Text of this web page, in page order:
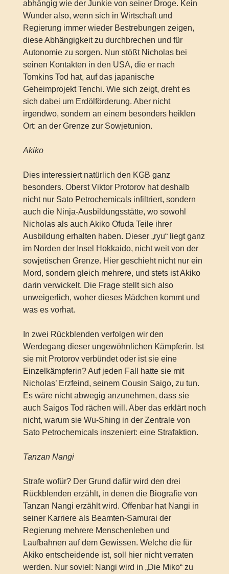
abhängig wie der Junkie von seiner Droge. Kein
Wunder also, wenn sich in Wirtschaft und
Regierung immer wieder Bestrebungen zeigen,
diese Abhängigkeit zu durchbrechen und für
Autonomie zu sorgen. Nun stößt Nicholas bei
seinen Kontakten in den USA, die er nach
Tomkins Tod hat, auf das japanische
Geheimprojekt Tenchi. Wie sich zeigt, dreht es
sich dabei um Erdölförderung. Aber nicht
irgendwo, sondern an einem besonders heiklen
Ort: an der Grenze zur Sowjetunion.
Akiko
Dies interessiert natürlich den KGB ganz
besonders. Oberst Viktor Protorov hat deshalb
nicht nur Sato Petrochemicals infiltriert, sondern
auch die Ninja-Ausbildungsstätte, wo sowohl
Nicholas als auch Akiko Ofuda Teile ihrer
Ausbildung erhalten haben. Dieser „ryu“ liegt ganz
im Norden der Insel Hokkaido, nicht weit von der
sowjetischen Grenze. Hier geschieht nicht nur ein
Mord, sondern gleich mehrere, und stets ist Akiko
darin verwickelt. Die Frage stellt sich also
unweigerlich, woher dieses Mädchen kommt und
was es vorhat.
In zwei Rückblenden verfolgen wir den
Werdegang dieser ungewöhnlichen Kämpferin. Ist
sie mit Protorov verbündet oder ist sie eine
Einzelkämpferin? Auf jeden Fall hatte sie mit
Nicholas’ Erzfeind, seinem Cousin Saigo, zu tun.
Es wäre nicht abwegig anzunehmen, dass sie
auch Saigos Tod rächen will. Aber das erklärt noch
nicht, warum sie Wu-Shing in der Zentrale von
Sato Petrochemicals inszeniert: eine Strafaktion.
Tanzan Nangi
Strafe wofür? Der Grund dafür wird den drei
Rückblenden erzählt, in denen die Biografie von
Tanzan Nangi erzählt wird. Offenbar hat Nangi in
seiner Karriere als Beamten-Samurai der
Regierung mehrere Menschenleben und
Laufbahnen auf dem Gewissen. Welche die für
Akiko entscheidende ist, soll hier nicht verraten
werden. Nur soviel: Nangi wird in „Die Miko“ zu